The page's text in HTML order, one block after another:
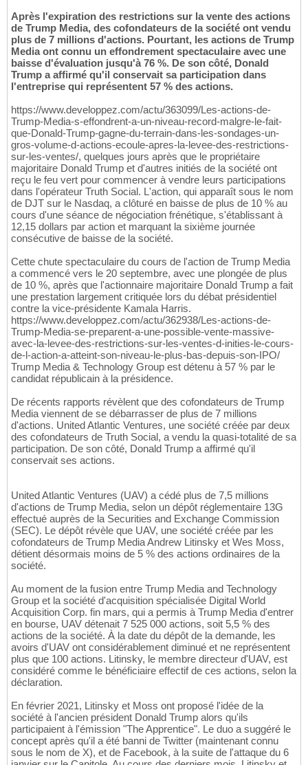
Après l'expiration des restrictions sur la vente des actions
de Trump Media, des cofondateurs de la société ont vendu
plus de 7 millions d'actions. Pourtant, les actions de Trump
Media ont connu un effondrement spectaculaire avec une
baisse d'évaluation jusqu'à 76 %. De son côté, Donald
Trump a affirmé qu'il conservait sa participation dans
l'entreprise qui représentent 57 % des actions.
https://www.developpez.com/actu/363099/Les-actions-de-
Trump-Media-s-effondrent-a-un-niveau-record-malgre-le-fait-
que-Donald-Trump-gagne-du-terrain-dans-les-sondages-un-
gros-volume-d-actions-ecoule-apres-la-levee-des-restrictions-
sur-les-ventes/, quelques jours après que le propriétaire
majoritaire Donald Trump et d'autres initiés de la société ont
reçu le feu vert pour commencer à vendre leurs participations
dans l'opérateur Truth Social. L'action, qui apparaît sous le nom
de DJT sur le Nasdaq, a clôturé en baisse de plus de 10 % au
cours d'une séance de négociation frénétique, s'établissant à
12,15 dollars par action et marquant la sixième journée
consécutive de baisse de la société.
Cette chute spectaculaire du cours de l'action de Trump Media
a commencé vers le 20 septembre, avec une plongée de plus
de 10 %, après que l'actionnaire majoritaire Donald Trump a fait
une prestation largement critiquée lors du débat présidentiel
contre la vice-présidente Kamala Harris.
https://www.developpez.com/actu/362938/Les-actions-de-
Trump-Media-se-preparent-a-une-possible-vente-massive-
avec-la-levee-des-restrictions-sur-les-ventes-d-inities-le-cours-
de-l-action-a-atteint-son-niveau-le-plus-bas-depuis-son-IPO/
Trump Media & Technology Group est détenu à 57 % par le
candidat républicain à la présidence.
De récents rapports révèlent que des cofondateurs de Trump
Media viennent de se débarrasser de plus de 7 millions
d'actions. United Atlantic Ventures, une société créée par deux
des cofondateurs de Truth Social, a vendu la quasi-totalité de sa
participation. De son côté, Donald Trump a affirmé qu'il
conservait ses actions.
United Atlantic Ventures (UAV) a cédé plus de 7,5 millions
d'actions de Trump Media, selon un dépôt réglementaire 13G
effectué auprès de la Securities and Exchange Commission
(SEC). Le dépôt révèle que UAV, une société créée par les
cofondateurs de Trump Media Andrew Litinsky et Wes Moss,
détient désormais moins de 5 % des actions ordinaires de la
société.
Au moment de la fusion entre Trump Media and Technology
Group et la société d'acquisition spécialisée Digital World
Acquisition Corp. fin mars, qui a permis à Trump Media d'entrer
en bourse, UAV détenait 7 525 000 actions, soit 5,5 % des
actions de la société. À la date du dépôt de la demande, les
avoirs d'UAV ont considérablement diminué et ne représentent
plus que 100 actions. Litinsky, le membre directeur d'UAV, est
considéré comme le bénéficiaire effectif de ces actions, selon la
déclaration.
En février 2021, Litinsky et Moss ont proposé l'idée de la
société à l'ancien président Donald Trump alors qu'ils
participaient à l'émission "The Apprentice". Le duo a suggéré le
concept après qu'il a été banni de Twitter (maintenant connu
sous le nom de X), et de Facebook, à la suite de l'attaque du 6